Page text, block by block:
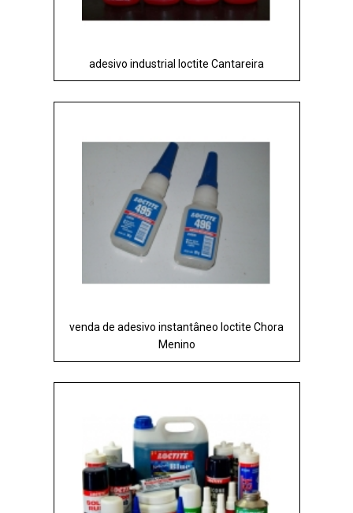
adesivo industrial loctite Cantareira
venda de adesivo instantâneo loctite Chora
Menino